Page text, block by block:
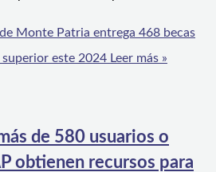
Monte Patria entrega 468 becas
este 2024 Leer más »
de 580 usuarios o
obtienen recursos para